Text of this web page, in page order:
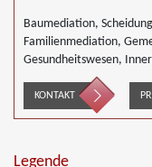
Baumediation,
Familienmediation,
Gesundheitswesen,
Generationskonflikten,
in der
Schulmediation,
KONTAKT
Legende